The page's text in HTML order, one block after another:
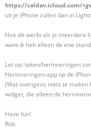
https://caldav.icloud.com/
uit je iPhone zullen dan in
Hoe dit werkt als je meerdere
want ik heb alleen de ene
Let op: taken/herinneringen
Herinneringen-app op de
(Wat overigens niets te
widget, die alleen de
Have fun!
Rob